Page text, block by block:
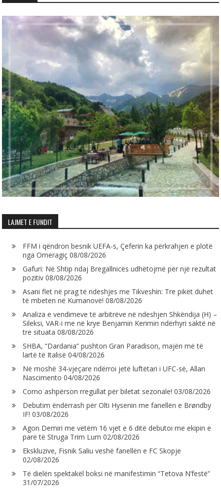
LAJMET E FUNDIT
FFM i qëndron besnik UEFA-s, Çeferin ka përkrahjen e plotë
nga Omeragiç 08/08/2026
Gafuri: Në Shtip ndaj Bregallnicës udhëtojmë për një rezultat
pozitiv 08/08/2026
Asani flet në prag të ndeshjes me Tikveshin: Tre pikët duhet
të mbeten në Kumanovë! 08/08/2026
Analiza e vendimeve të arbitrëve në ndeshjen Shkëndija (H) –
Sileksi, VAR-i me në krye Benjamin Kerimin ndërhyri saktë në
tre situata 08/08/2026
SHBA, “Dardania” pushton Gran Paradison, majën më të
lartë të Italisë 04/08/2026
Në moshë 34-vjeçare ndërroi jetë luftëtari i UFC-së, Allan
Nascimento 04/08/2026
Como ashpërson rregullat për biletat sezonale! 03/08/2026
Debutim ëndërrash për Olti Hysenin me fanellën e Brøndby
IF! 03/08/2026
Agon Demiri me vetëm 16 vjet e 6 ditë debutoi me ekipin e
parë të Struga Trim Lum 02/08/2026
Ekskluzive, Fisnik Saliu veshë fanellën e FC Skopje
02/08/2026
Të dielën spektakël boksi në manifestimin “Tetova N’festë”
31/07/2026